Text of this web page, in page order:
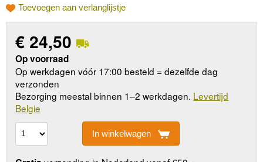
Toevoegen aan verlanglijstje
€ 24,50
Op voorraad
Op werkdagen vóór 17:00 besteld = dezelfde dag
verzonden
Bezorging meestal binnen 1–2 werkdagen. Levertijd
Belgie
In winkelwagen